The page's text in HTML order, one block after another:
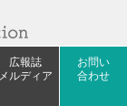
広報誌
メルディア
お問い
合わせ